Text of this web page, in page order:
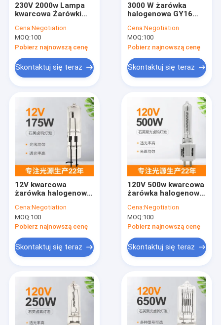
produkty
O nas
230V 2000w Lampa
kwarcowa Żarówki
Dwustronne rury
zastępcze
promienników
podczerwieni
Cena:Negotiation
MOQ:100
Pobierz najnowszą cenę
Skontaktuj się teraz
3000 W żarówka
halogenowa GY16
3000 W 230 V
Nawigacja pokładowa
2 piny
Cena:Negotiation
MOQ:100
Pobierz najnowszą cenę
Skontaktuj się teraz
12V kwarcowa
żarówka halogenowa
12-woltowa
dwupinowa żarówka
halogenowa z dwoma
Cena:Negotiation
MOQ:100
Pobierz najnowszą cenę
Skontaktuj się teraz
120V 500w kwarcowa
żarówka halogenowa
Medium Bipin G9.5
Base
Cena:Negotiation
MOQ:100
Pobierz najnowszą cenę
Skontaktuj się teraz